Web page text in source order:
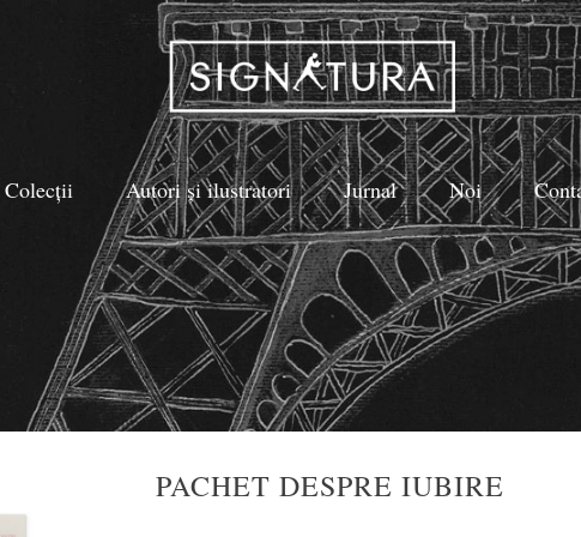
Colecții Autori și ilustratori Jurnal Noi
PACHET DESPRE IUBIRE